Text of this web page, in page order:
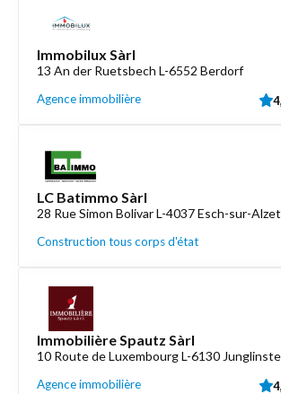
Immobilux Sàrl
13 An der Ruetsbech L-6552 Berdorf
Agence immobilière
LC Batimmo Sàrl
28 Rue Simon Bolivar L-4037 Esch-sur-
Construction tous corps d'état
Immobilière Spautz Sàrl
10 Route de Luxembourg L-6130
Agence immobilière